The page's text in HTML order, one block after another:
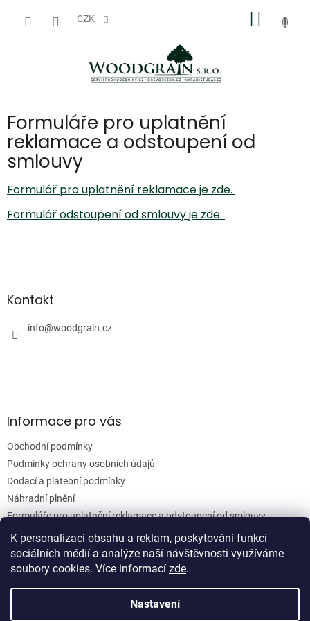
K personalizaci obsahu a reklam, poskytování funkcí
sociálních médií a analýze naší návštěvnosti využíváme
soubory cookies. Více informací zde.
Nastavení
CZK
Formuláře pro uplatnění
reklamace a odstoupení od
smlouvy
Formulář pro uplatnění reklamace je zde.
Formulář odstoupení od smlouvy je zde.
Z
aKontakt
info@woodgrain.cz
Informace pro vás
Obchodní podmínky
Podmínky ochrany osobních údajů
Dodací a platební podmínky
Náhradní plnění
Formuláře pro uplatnění reklamace a odstoupení od smlouvy
Moje objednávka